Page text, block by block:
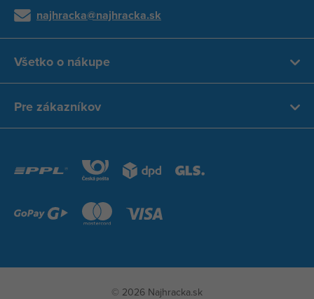
najhracka@najhracka.sk
Všetko o nákupe
Pre zákazníkov
© 2026 Najhracka.sk